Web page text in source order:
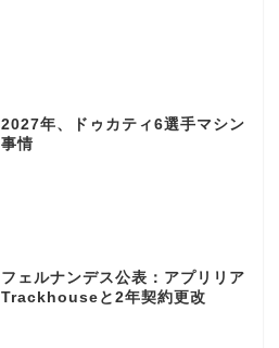
2027年、ドゥカティ6選手マシン
事情
フェルナンデス公表：アプリリア
Trackhouseと2年契約更改